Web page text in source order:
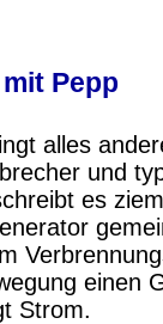
Pepp
alles
und
es
einen
Strom.